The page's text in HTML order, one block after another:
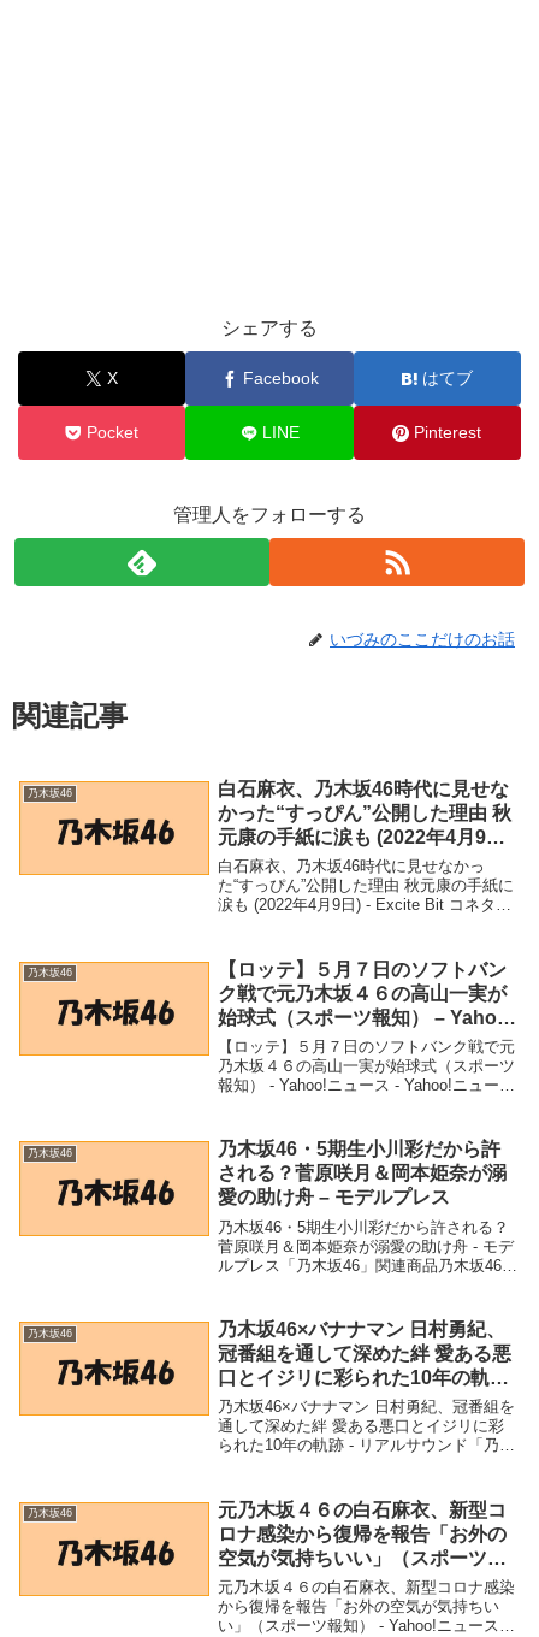
シェアする
X Facebook はてブ
Pocket LINE Pinterest
管理人をフォローする
いづみのここだけのお話
関連記事
乃木坂46
白石麻衣、乃木坂46時代に見せな
かった“すっぴん”公開した理由 秋
元康の手紙に涙も (2022年4月9日)
– Excite Bit コネタ
白石麻衣、乃木坂46時代に見せなかっ
た“すっぴん”公開した理由 秋元康の手紙に
涙も (2022年4月9日) - Excite Bit コネタ
由 秋元康の手紙に...
乃木坂46
【ロッテ】５月７日のソフトバン
ク戦で元乃木坂４６の高山一実が
始球式（スポーツ報知） – Yahoo!
ニュース – Yahoo!ニュース
【ロッテ】５月７日のソフトバンク戦で元
乃木坂４６の高山一実が始球式（スポーツ
報知） - Yahoo!ニュース - Yahoo!ニュース
実が始球式（スポーツ報知） ...
乃木坂46
乃木坂46・5期生小川彩だから許
される？菅原咲月＆岡本姫奈が溺
愛の助け舟 – モデルプレス
乃木坂46・5期生小川彩だから許される？
菅原咲月＆岡本姫奈が溺愛の助け舟 - モデ
ルプレス「乃木坂46」関連商品乃木坂46・
木坂46・5期生小川彩だから許され...
乃木坂46
乃木坂46×バナナマン 日村勇紀、
冠番組を通して深めた絆 愛ある悪
口とイジリに彩られた10年の軌跡
– リアルサウンド
乃木坂46×バナナマン 日村勇紀、冠番組を
通して深めた絆 愛ある悪口とイジリに彩
られた10年の軌跡 - リアルサウンド「乃木
口とイジリに彩られた10年の軌跡 ...
乃木坂46
元乃木坂４６の白石麻衣、新型コ
ロナ感染から復帰を報告「お外の
空気が気持ちいい」（スポーツ報
知） – Yahoo!ニュース – Yahoo!
ニュース
元乃木坂４６の白石麻衣、新型コロナ感染
から復帰を報告「お外の空気が気持ちい
い」（スポーツ報知） - Yahoo!ニュース -